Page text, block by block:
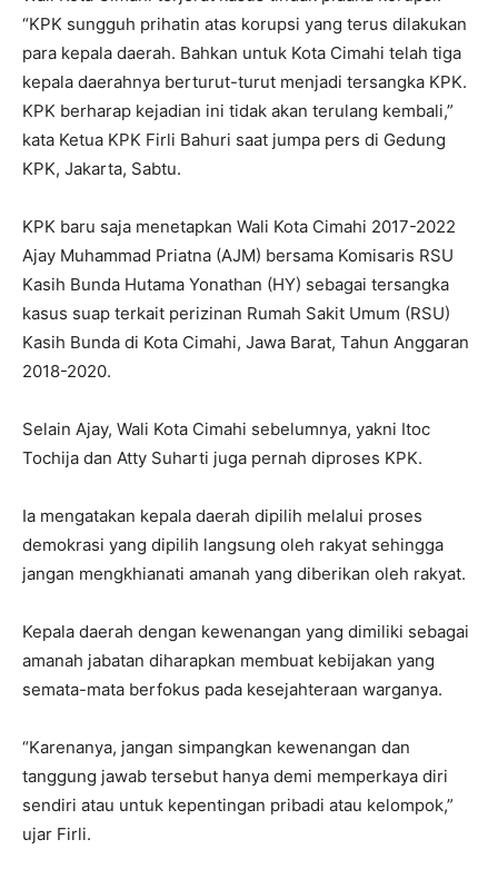
“KPK sungguh prihatin atas korupsi yang terus dilakukan
para kepala daerah. Bahkan untuk Kota Cimahi telah tiga
kepala daerahnya berturut-turut menjadi tersangka KPK.
KPK berharap kejadian ini tidak akan terulang kembali,”
kata Ketua KPK Firli Bahuri saat jumpa pers di Gedung
KPK, Jakarta, Sabtu.
KPK baru saja menetapkan Wali Kota Cimahi 2017-2022
Ajay Muhammad Priatna (AJM) bersama Komisaris RSU
Kasih Bunda Hutama Yonathan (HY) sebagai tersangka
kasus suap terkait perizinan Rumah Sakit Umum (RSU)
Kasih Bunda di Kota Cimahi, Jawa Barat, Tahun Anggaran
2018-2020.
Selain Ajay, Wali Kota Cimahi sebelumnya, yakni Itoc
Tochija dan Atty Suharti juga pernah diproses KPK.
Ia mengatakan kepala daerah dipilih melalui proses
demokrasi yang dipilih langsung oleh rakyat sehingga
jangan mengkhianati amanah yang diberikan oleh rakyat.
Kepala daerah dengan kewenangan yang dimiliki sebagai
amanah jabatan diharapkan membuat kebijakan yang
semata-mata berfokus pada kesejahteraan warganya.
“Karenanya, jangan simpangkan kewenangan dan
tanggung jawab tersebut hanya demi memperkaya diri
sendiri atau untuk kepentingan pribadi atau kelompok,”
ujar Firli.